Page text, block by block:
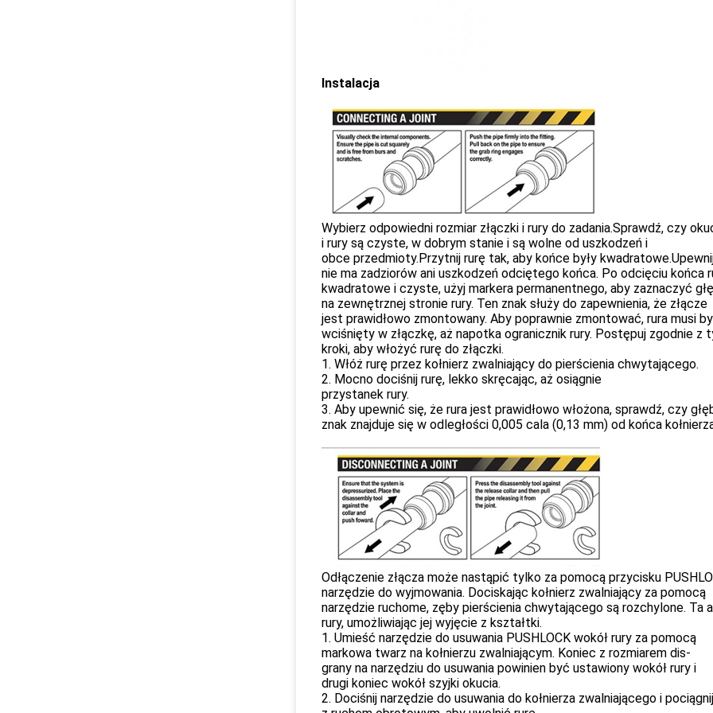
Instalacja
Wybierz odpowiedni rozmiar złączki i rury do zadania.Sprawdź, czy
i rury są czyste, w dobrym stanie i są wolne od uszkodzeń i
obce przedmioty.Przytnij rurę tak, aby końce były
nie ma zadziorów ani uszkodzeń odciętego końca. Po odcięciu końca
kwadratowe i czyste, użyj markera permanentnego, aby zaznaczyć
na zewnętrznej stronie rury. Ten znak służy do zapewnienia, że ​​złącze
jest prawidłowo zmontowany. Aby poprawnie zmontować, rura musi
wciśnięty w złączkę, aż napotka ogranicznik rury. Postępuj zgodnie z
kroki, aby włożyć rurę do złączki.
1. Włóż rurę przez kołnierz zwalniający do pierścienia chwytającego.
2. Mocno dociśnij rurę, lekko skręcając, aż osiągnie
przystanek rury.
3. Aby upewnić się, że rura jest prawidłowo włożona, sprawdź, czy
znak znajduje się w odległości 0,005 cala (0,13 mm) od końca
Odłączenie złącza może nastąpić tylko za pomocą przycisku
narzędzie do wyjmowania. Dociskając kołnierz zwalniający za pomocą
narzędzie ruchome, zęby pierścienia chwytającego są rozchylone. Ta
rury, umożliwiając jej wyjęcie z kształtki.
1. Umieść narzędzie do usuwania PUSHLOCK wokół rury za pomocą
markowa twarz na kołnierzu zwalniającym. Koniec z rozmiarem dis-
grany na narzędziu do usuwania powinien być ustawiony wokół rury i
drugi koniec wokół szyjki okucia.
2. Dociśnij narzędzie do usuwania do kołnierza zwalniającego i